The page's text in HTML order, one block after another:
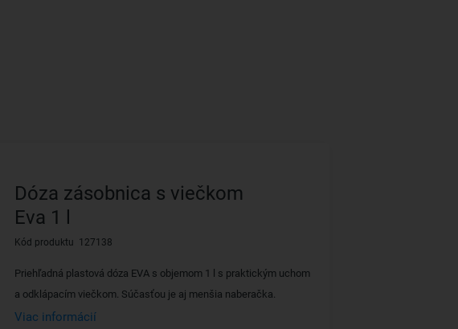
Dóza zásobnica s viečkom
Eva 1 l
Kód produktu 127138
Priehľadná plastová dóza EVA s objemom 1 l s praktickým uchom
a odklápacím viečkom. Súčasťou je aj menšia naberačka.
Viac informácií